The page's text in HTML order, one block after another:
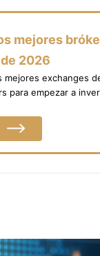
mejores
2026
mejores exchanges
para empezar a